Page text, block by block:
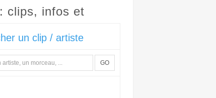
clips, infos et
un clip / artiste
GO